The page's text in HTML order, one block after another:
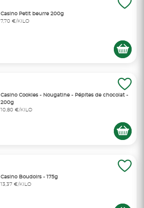
Casino Petit beurre 200g
7,70 €/KILO
Casino Cookies - Nougatine - Pépites de chocolat -
200g
10,80 €/KILO
Casino Boudoirs - 175g
13,37 €/KILO